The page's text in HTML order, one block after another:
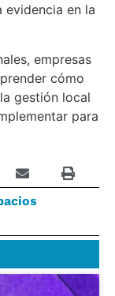
evidencia en la
empresas
cómo
gestión local
para